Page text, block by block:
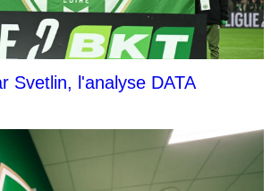
Svetlin, l'analyse DATA